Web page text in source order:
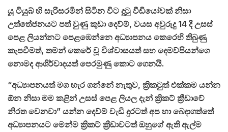
යූ ටියුබ් හි සැරිසරමින් සිටින විට දුටු වීඩියෝවක් නිසා
උත්තේජනයට පත් වුණු කුඩා දෙව්ම්, වයස අවුරුදු 14 දී උසස්
පෙළ ලියන්නට පෙළඹෙන්නෙ අධ්‍යාපනය කෙරෙහි තිබුණු
කැපවීමත්, තමන් කෙරේ වූ විශ්වාසයත් සහ දෙමව්පියන්ගෙ
නොමද ආශිර්වාදයත් පෙරමුණු කොට ගෙනයි.
“අධ්‍යාපනයත් මග හැර ගන්නේ නැතුව, ක්‍රිකටුත් එක්කම යන්න
ඕන නිසා මම කළින් උසස් පෙළ ලියල දැන් ක්‍රිකට් ක්‍රීඩාවේ
නිරත වෙනවා” යන්න දෙව්ම් වැඩි දුරටත් අප හා බෙදාගත්තේ
අධ්‍යාපනයට මෙන්ම ක්‍රිකට් ක්‍රීඩාවටත් ඔහුගේ ඇති ඇල්ම